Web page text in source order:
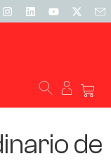
de